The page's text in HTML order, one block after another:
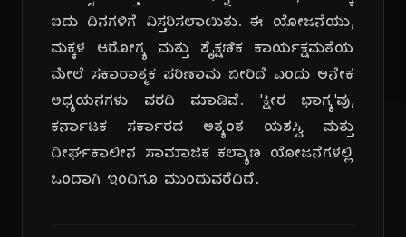
ಐದು ದಿನಗಳಿಗೆ ವಿಸ್ತರಿಸಲಾಯಿತು. ಈ ಯೋಜನೆಯು,
ಮಕ್ಕಳ ಆರೋಗ್ಯ ಮತ್ತು ಶೈಕ್ಷಣಿಕ ಕಾರ್ಯಕ್ಷಮತೆಯ
ಮೇಲೆ ಸಕಾರಾತ್ಮಕ ಪರಿಣಾಮ ಬೀರಿದೆ ಎಂದು ಅನೇಕ
ಅಧ್ಯಯನಗಳು ವರದಿ ಮಾಡಿವೆ. 'ಕ್ಷೀರ ಭಾಗ್ಯ'ವು,
ಕರ್ನಾಟಕ ಸರ್ಕಾರದ ಅತ್ಯಂತ ಯಶಸ್ವಿ ಮತ್ತು
ದೀರ್ಘಕಾಲೀನ ಸಾಮಾಜಿಕ ಕಲ್ಯಾಣ ಯೋಜನೆಗಳಲ್ಲಿ
ಒಂದಾಗಿ ಇಂದಿಗೂ ಮುಂದುವರೆದಿದೆ.